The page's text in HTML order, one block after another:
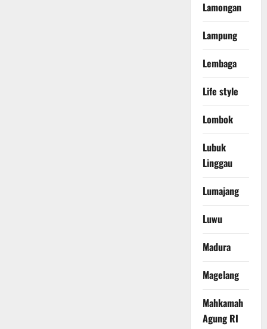
Lamongan
Lampung
Lembaga
Life style
Lombok
Lubuk
Linggau
Lumajang
Luwu
Madura
Magelang
Mahkamah
Agung RI